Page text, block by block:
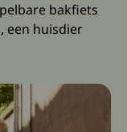
bakfiets
een huisdier